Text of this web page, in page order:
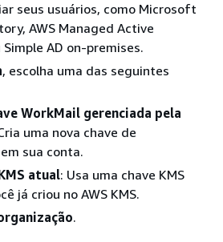
seus usuários, como Microsoft
AWS Managed Active
AD on-premises.
, escolha uma das seguintes
WorkMail gerenciada pela
uma nova chave de
sua conta.
atual: Usa uma chave KMS
já criou no AWS KMS.
.